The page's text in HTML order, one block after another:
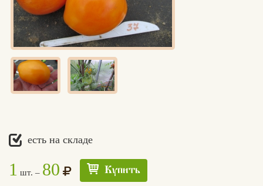
есть на складе
1 шт. – 80 Купить